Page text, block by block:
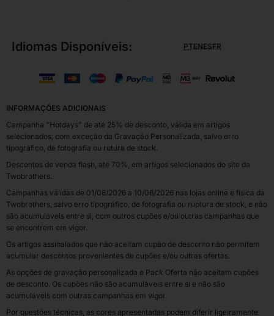
Idiomas Disponíveis: PTENESFR
INFORMAÇÕES ADICIONAIS
Campanha "Hotdays" de até 25% de desconto, válida em artigos
selecionados, com exceção da Gravação Personalizada, salvo erro
tipográfico, de fotografia ou rutura de stock.
Descontos de venda flash, até 70%, em artigos selecionados do site da
Twobrothers.
Campanhas válidas de 01/08/2026 a 10/08/2026 nas lojas online e física da
Twobrothers, salvo erro tipográfico, de fotografia ou ruptura de stock, e não
são acumuláveis entre si, com outros cupões e/ou outras campanhas que
se encontrem em vigor.
Os artigos assinalados que não aceitam cupão de desconto não permitem
acumular descontos provenientes de cupões e/ou outras ofertas.
As opções de gravação personalizada e Pack Oferta não aceitam cupões
de desconto. Os cupões não são acumuláveis entre si e não são
acumuláveis com outras campanhas em vigor.
Por questões técnicas, as cores apresentadas podem diferir ligeiramente